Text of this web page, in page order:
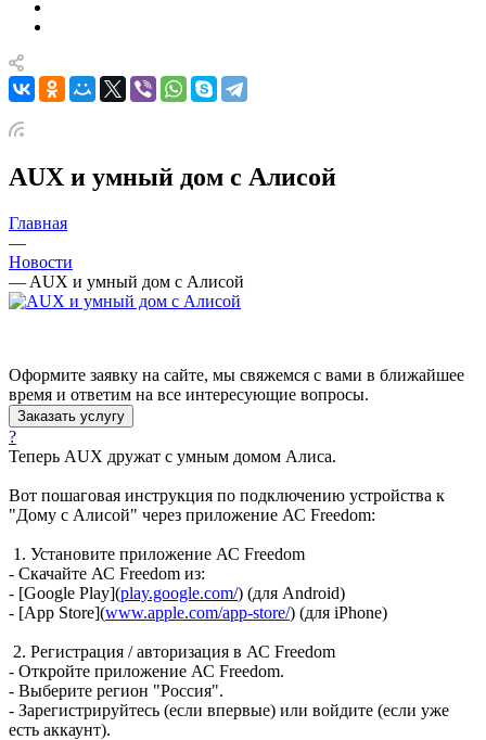
AUX и умный дом с Алисой
Главная
—
Новости
— AUX и умный дом с Алисой
Оформите заявку на сайте, мы свяжемся с вами в ближайшее
время и ответим на все интересующие вопросы.
Заказать услугу
?
Теперь AUX дружат с умным домом Алиса.
Вот пошаговая инструкция по подключению устройства к
"Дому с Алисой" через приложение АС Freedom:
1. Установите приложение АС Freedom
- Скачайте АС Freedom из:
- [Google Play](play.google.com/) (для Android)
- [App Store](www.apple.com/app-store/) (для iPhone)
2. Регистрация / авторизация в АС Freedom
- Откройте приложение АС Freedom.
- Выберите регион "Россия".
- Зарегистрируйтесь (если впервые) или войдите (если уже
есть аккаунт).